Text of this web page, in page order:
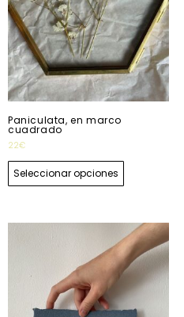
Paniculata, en marco
cuadrado
22€
Seleccionar opciones